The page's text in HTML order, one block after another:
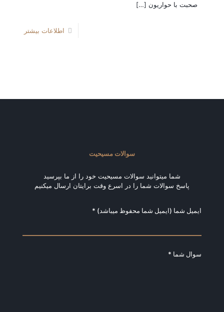
صحبت با حواریون […]
اطلاعات بیشتر
سوالات مسیحیت
شما میتوانید سوالات مسیحیت خود را از ما بپرسید
پاسخ سوالات شما را در اسرع وقت برایتان ارسال میکنیم
ایمیل شما (ایمیل شما محفوظ میباشد) *
سوال شما *